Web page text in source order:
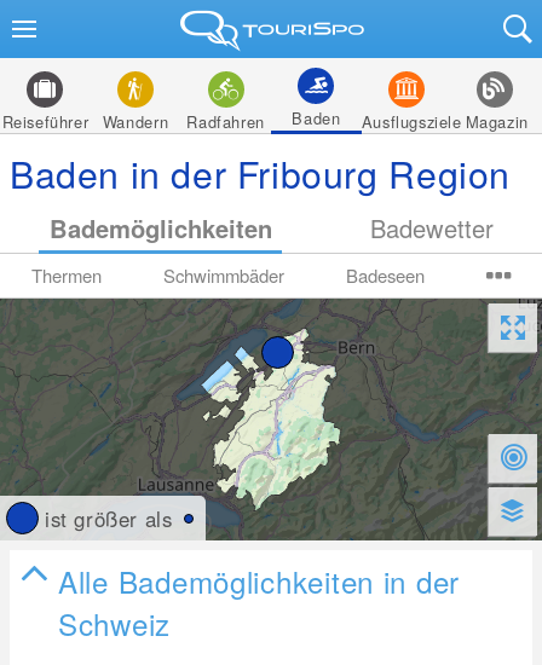
Reiseführer Wandern Radfahren Baden Ausflugsziele Magazin
Baden in der Fribourg Region
Bademöglichkeiten Badewetter
Thermen Schwimmbäder Badeseen
ist größer als
Alle Bademöglichkeiten in der
Schweiz